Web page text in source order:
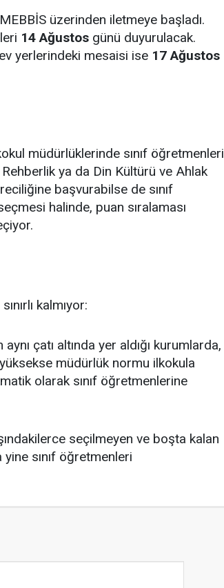
üzerinden iletmeye başladı.
14 Ağustos günü duyurulacak.
yerlerindeki mesaisi ise 17 Ağustos
müdürlüklerinde sınıf öğretmenleri
ya da Din Kültürü ve Ahlak
başvurabilse de sınıf
halinde, puan sıralaması
kalmıyor:
çatı altında yer aldığı kurumlarda,
müdürlük normu ilkokula
olarak sınıf öğretmenlerine
seçilmeyen ve boşta kalan
sınıf öğretmenleri